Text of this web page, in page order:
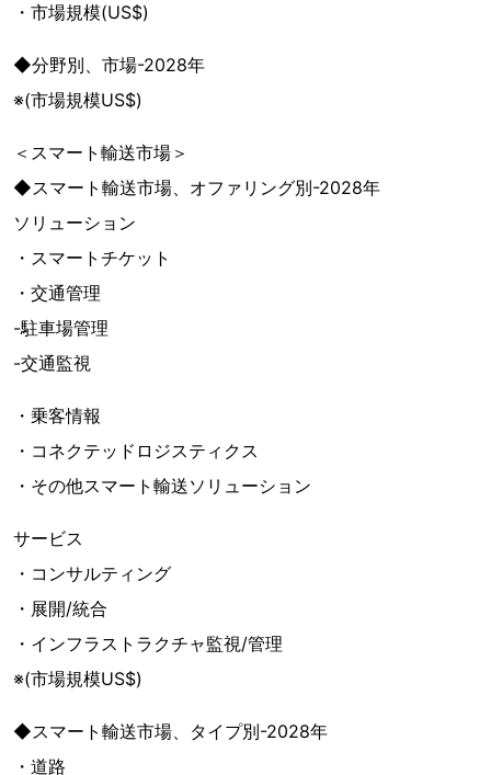
・市場規模(US$)
◆分野別、市場-2028年
※(市場規模US$)
＜スマート輸送市場＞
◆スマート輸送市場、オファリング別-2028年
ソリューション
・スマートチケット
・交通管理
-駐車場管理
-交通監視
・乗客情報
・コネクテッドロジスティクス
・その他スマート輸送ソリューション
サービス
・コンサルティング
・展開/統合
・インフラストラクチャ監視/管理
※(市場規模US$)
◆スマート輸送市場、タイプ別-2028年
・道路